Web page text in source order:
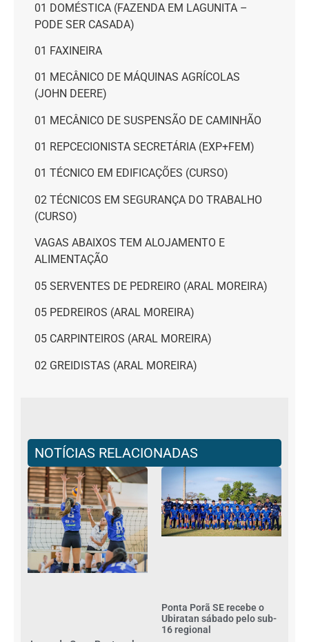
01 DOMÉSTICA (FAZENDA EM LAGUNITA –
PODE SER CASADA)
01 FAXINEIRA
01 MECÂNICO DE MÁQUINAS AGRÍCOLAS
(JOHN DEERE)
01 MECÂNICO DE SUSPENSÃO DE CAMINHÃO
01 REPCECIONISTA SECRETÁRIA (EXP+FEM)
01 TÉCNICO EM EDIFICAÇÕES (CURSO)
02 TÉCNICOS EM SEGURANÇA DO TRABALHO
(CURSO)
VAGAS ABAIXOS TEM ALOJAMENTO E
ALIMENTAÇÃO
05 SERVENTES DE PEDREIRO (ARAL MOREIRA)
05 PEDREIROS (ARAL MOREIRA)
05 CARPINTEIROS (ARAL MOREIRA)
02 GREIDISTAS (ARAL MOREIRA)
NOTÍCIAS RELACIONADAS
Ponta Porã SE recebe o
Ubiratan sábado pelo sub-
16 regional